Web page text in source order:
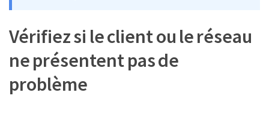
Vérifiez si le client ou le réseau
ne présentent pas de
problème